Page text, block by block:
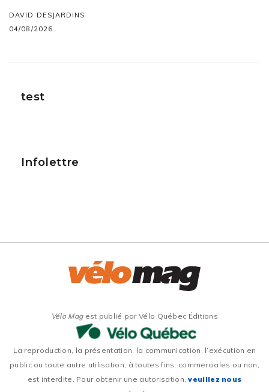
DAVID DESJARDINS
04/08/2026
test
Infolettre
Vélo Magest publié par Vélo Québec Éditions
La reproduction, la présentation, la communication, l’exécution en
public ou toute autre utilisation, à toutes fins, commerciales ou non,
est interdite. Pour obtenir une autorisation,veuillez nous